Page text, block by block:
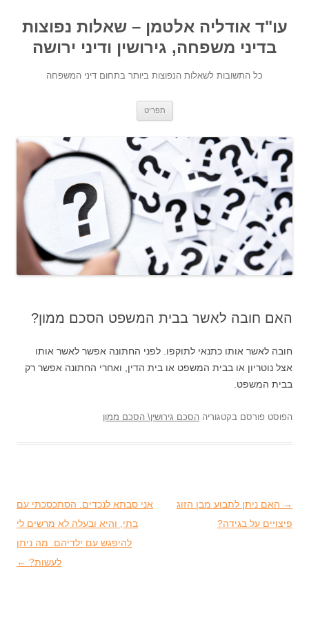
עו"ד אודליה אלטמן – שאלות נפוצות
בדיני משפחה, גירושין ודיני ירושה
כל התשובות לשאלות הנפוצות ביותר בתחום דיני המשפחה
תפריט
האם חובה לאשר בבית המשפט הסכם ממון?
חובה לאשר אותו כתנאי לתוקפו. לפני החתונה אפשר לאשר אותו
אצל נוטריון או בבית המשפט או בית הדין, ואחרי החתונה אפשר רק
בבית המשפט.
הפוסט פורסם בקטגוריה הסכם גירושין\ הסכם ממון
ניווט בפוסטים
→ האם ניתן לתבוע מבן הזוג
פיצויים על בגידה?
אני סבתא לנכדים. הסתכסכתי עם
בתי, והיא ובעלה לא מרשים לי
להיפגש עם ילדיהם. מה ניתן
לעשות? ←